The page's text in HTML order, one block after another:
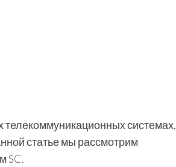
системах,
статье мы рассмотрим
SC.